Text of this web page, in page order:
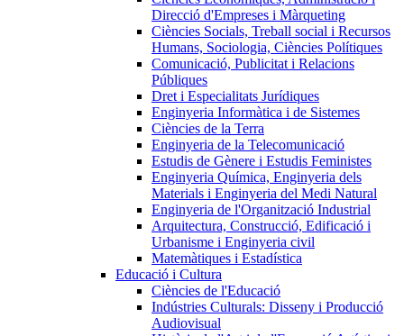
Direcció d'Empreses i Màrqueting
Ciències Socials, Treball social i Recursos
Humans, Sociologia, Ciències Polítiques
Comunicació, Publicitat i Relacions
Públiques
Dret i Especialitats Jurídiques
Enginyeria Informàtica i de Sistemes
Ciències de la Terra
Enginyeria de la Telecomunicació
Estudis de Gènere i Estudis Feministes
Enginyeria Química, Enginyeria dels
Materials i Enginyeria del Medi Natural
Enginyeria de l'Organització Industrial
Arquitectura, Construcció, Edificació i
Urbanisme i Enginyeria civil
Matemàtiques i Estadística
Educació i Cultura
Ciències de l'Educació
Indústries Culturals: Disseny i Producció
Audiovisual